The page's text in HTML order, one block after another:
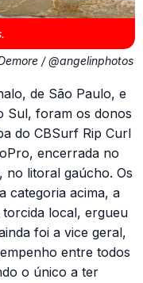
/ @angelinphotos
de São Paulo, e
Sul, foram os donos
do CBSurf Rip Curl
encerrada no
no litoral gaúcho. Os
categoria acima, a
local, ergueu
foi a vice geral,
entre todos
o único a ter